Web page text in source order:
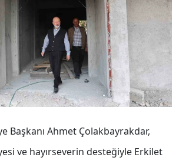
Başkanı Ahmet Çolakbayrakdar,
ve hayırseverin desteğiyle Erkilet